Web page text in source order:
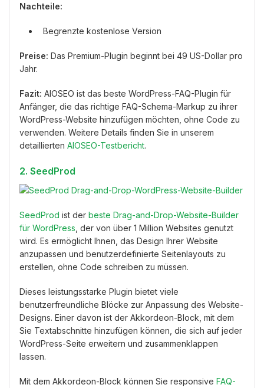
Nachteile:
Begrenzte kostenlose Version
Preise: Das Premium-Plugin beginnt bei 49 US-Dollar pro
Jahr.
Fazit: AIOSEO ist das beste WordPress-FAQ-Plugin für
Anfänger, die das richtige FAQ-Schema-Markup zu ihrer
WordPress-Website hinzufügen möchten, ohne Code zu
verwenden. Weitere Details finden Sie in unserem
detaillierten AIOSEO-Testbericht.
2. SeedProd
SeedProd ist der beste Drag-and-Drop-Website-Builder
für WordPress , der von über 1 Million Websites genutzt
wird. Es ermöglicht Ihnen, das Design Ihrer Website
anzupassen und benutzerdefinierte Seitenlayouts zu
erstellen, ohne Code schreiben zu müssen.
Dieses leistungsstarke Plugin bietet viele
benutzerfreundliche Blöcke zur Anpassung des Website-
Designs. Einer davon ist der Akkordeon-Block, mit dem
Sie Textabschnitte hinzufügen können, die sich auf jeder
WordPress-Seite erweitern und zusammenklappen
lassen.
Mit dem Akkordeon-Block können Sie responsive FAQ-